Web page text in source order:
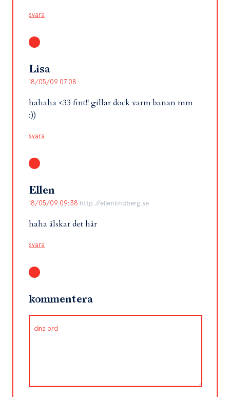
svara
Lisa
18/05/09 07:08
hahaha <33 fint!! gillar dock varm banan mm
:))
svara
Ellen
18/05/09 09:38 http://ellenlindberg.se
haha älskar det här
svara
kommentera